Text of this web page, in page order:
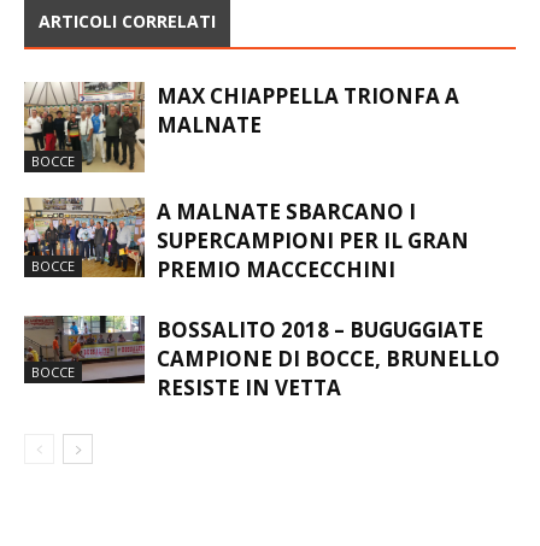
ARTICOLI CORRELATI
BOCCE
MAX CHIAPPELLA TRIONFA A
MALNATE
BOCCE
A MALNATE SBARCANO I
SUPERCAMPIONI PER IL GRAN
PREMIO MACCECCHINI
BOCCE
BOSSALITO 2018 – BUGUGGIATE
CAMPIONE DI BOCCE, BRUNELLO
RESISTE IN VETTA